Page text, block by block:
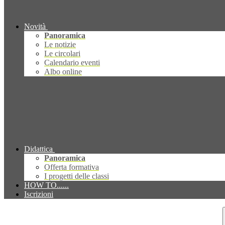
Novità
Panoramica
Le notizie
Le circolari
Calendario eventi
Albo online
Didattica
Panoramica
Offerta formativa
I progetti delle classi
HOW TO......
Iscrizioni